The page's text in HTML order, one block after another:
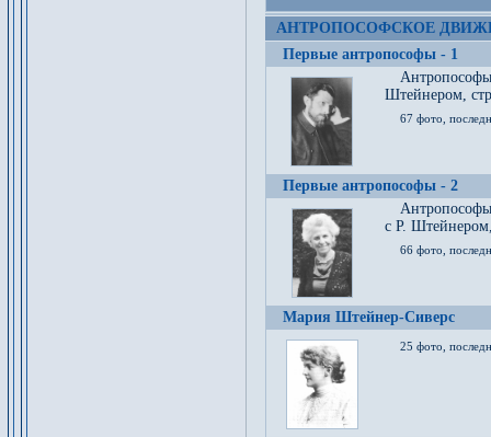
АНТРОПОСОФСКОЕ
Первые антропософы - 1
Штейнером,
67 фото,
Первые антропософы - 2
с Р.
66 фото,
Мария Штейнер-Сиверс
25 фото,